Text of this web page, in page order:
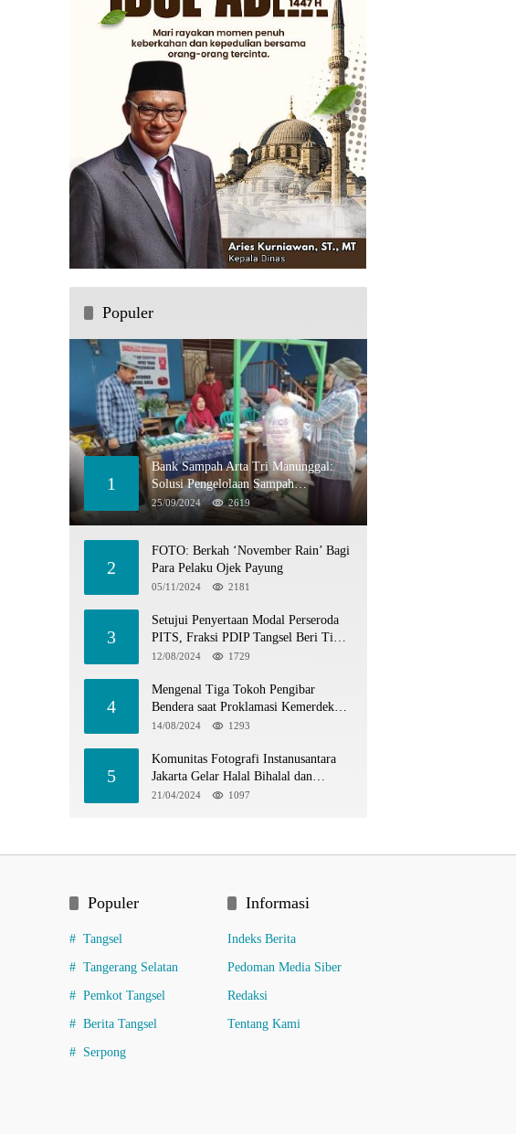
Populer
1
Bank Sampah Arta Tri Manunggal:
Solusi Pengelolaan Sampah
Berkelanjutan di Tangerang Selatan
25/09/2024 2619
2
FOTO: Berkah ‘November Rain’ Bagi
Para Pelaku Ojek Payung
05/11/2024 2181
3
Setujui Penyertaan Modal Perseroda
PITS, Fraksi PDIP Tangsel Beri Tiga
Catatan
12/08/2024 1729
4
Mengenal Tiga Tokoh Pengibar
Bendera saat Proklamasi Kemerdekaan
1945
14/08/2024 1293
5
Komunitas Fotografi Instanusantara
Jakarta Gelar Halal Bihalal dan
Hunting Bersama di TIM
21/04/2024 1097
Populer
Tangsel
Tangerang Selatan
Pemkot Tangsel
Berita Tangsel
Serpong
Informasi
Indeks Berita
Pedoman Media Siber
Redaksi
Tentang Kami